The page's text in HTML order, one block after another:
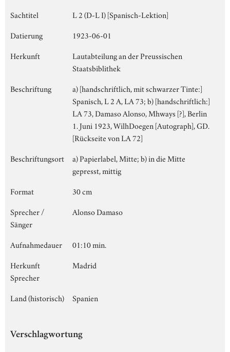
Sachtitel
L 2 (D-L I) [Spanisch-Lektion]
Datierung
1923-06-01
Herkunft
Lautabteilung an der Preussischen
Staatsbiblithek
Beschriftung
a) [handschriftlich, mit schwarzer Tinte:]
Spanisch, L 2 A, LA 73; b) [handschriftlich:]
LA 73, Damaso Alonso, Mhways [?], Berlin
1. Juni 1923, WilhDoegen [Autograph], GD.
[Rückseite von LA 72]
Beschriftungsort
a) Papierlabel, Mitte; b) in die Mitte
gepresst, mittig
Format
30 cm
Sprecher /
Sänger
Alonso Damaso
Aufnahmedauer
01:10 min.
Herkunft
Sprecher
Madrid
Land (historisch) Spanien
Verschlagwortung